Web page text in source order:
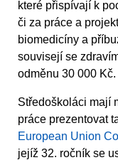
které přispívají k
či za práce a
biomedicíny a
souvisejí se
odměnu 30 000 Kč.
Středoškoláci mají
práce prezentovat
European Union
jejíž 32. ročník se